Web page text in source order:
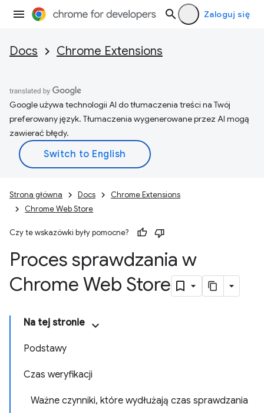
Zaloguj się
Docs Chrome Extensions
Google używa technologii AI do tłumaczenia treści na Twój
preferowany język. Tłumaczenia wygenerowane przez AI mogą
zawierać błędy.
Strona główna Docs
Chrome Extensions
Chrome Web Store
Czy te wskazówki były pomocne?
Proces sprawdzania w
Chrome Web Store
Na tej stronie
Podstawy
Czas weryfikacji
Ważne czynniki, które wydłużają czas sprawdzania